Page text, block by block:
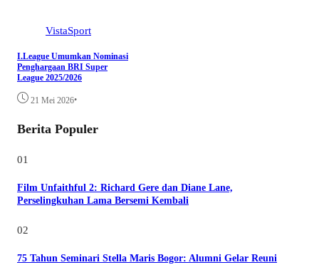
VistaSport
I.League Umumkan Nominasi
Penghargaan BRI Super
League 2025/2026
21 Mei 2026•
Berita Populer
01
Film Unfaithful 2: Richard Gere dan Diane Lane,
Perselingkuhan Lama Bersemi Kembali
02
75 Tahun Seminari Stella Maris Bogor: Alumni Gelar Reuni